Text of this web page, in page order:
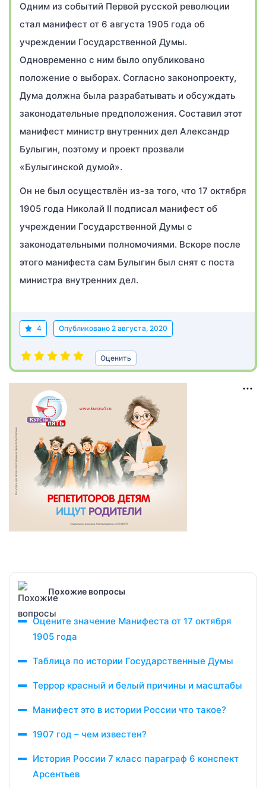
Одним из событий Первой русской революции
стал манифест от 6 августа 1905 года об
учреждении Государственной Думы.
Одновременно с ним было опубликовано
положение о выборах. Согласно законопроекту,
Дума должна была разрабатывать и обсуждать
законодательные предположения. Составил этот
манифест министр внутренних дел Александр
Булыгин, поэтому и проект прозвали
«Булыгинской думой».
Он не был осуществлён из-за того, что 17 октября
1905 года Николай II подписал манифест об
учреждении Государственной Думы с
законодательными полномочиями. Вскоре после
этого манифеста сам Булыгин был снят с поста
министра внутренних дел.
4 Опубликовано 2 августа, 2020
Оценить
Похожие вопросы
Оцените значение Манифеста от 17 октября
1905 года
Таблица по истории Государственные Думы
Террор красный и белый причины и масштабы
Манифест это в истории России что такое?
1907 год – чем известен?
История России 7 класс параграф 6 конспект
Арсентьев